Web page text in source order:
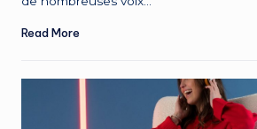
Read More